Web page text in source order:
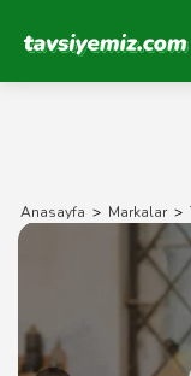
Tavsiyemiz
Anasayfa > Markalar >